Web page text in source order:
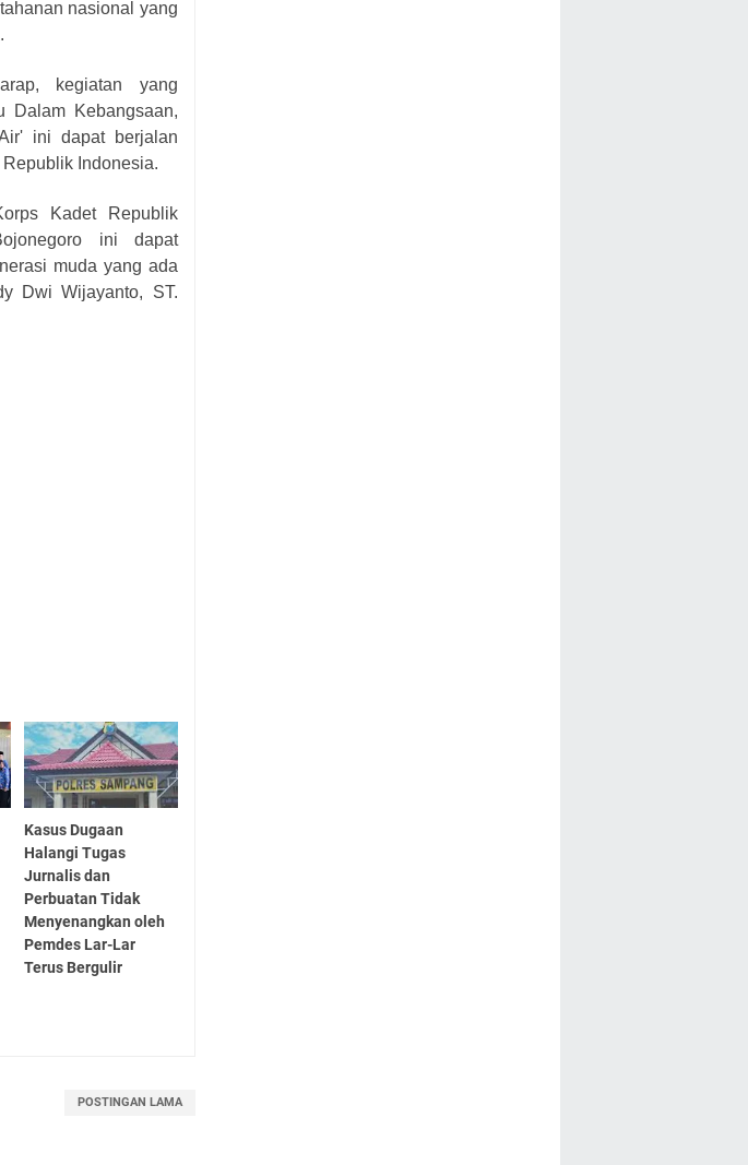
nasional yang
kegiatan yang
Dalam Kebangsaan,
ini dapat berjalan
Indonesia.
Kadet Republik
ini dapat
muda yang ada
Dwi Wijayanto, ST.
Kasus Dugaan
Halangi Tugas
Jurnalis dan
Perbuatan Tidak
Menyenangkan oleh
Pemdes Lar-Lar
Terus Bergulir
POSTINGAN LAMA